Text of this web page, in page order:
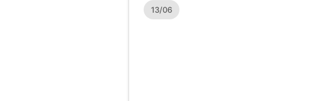
13/06